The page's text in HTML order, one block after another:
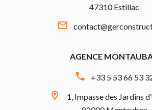
47310 Estillac
AGENCE
+33 5 53 66 53
1, Impasse des Jardins